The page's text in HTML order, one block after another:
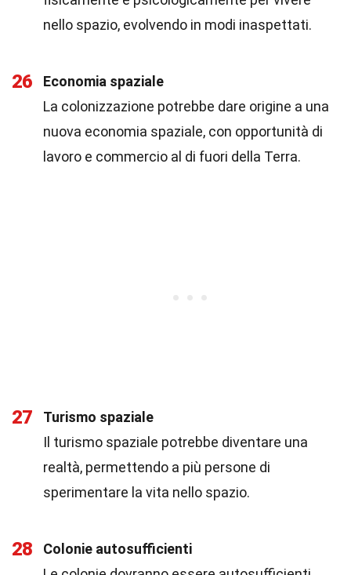
nello spazio, evolvendo in modi inaspettati.
26
Economia spaziale
La colonizzazione potrebbe dare origine a una
nuova economia spaziale, con opportunità di
lavoro e commercio al di fuori della Terra.
27
Turismo spaziale
Il turismo spaziale potrebbe diventare una
realtà, permettendo a più persone di
sperimentare la vita nello spazio.
28
Colonie autosufficienti